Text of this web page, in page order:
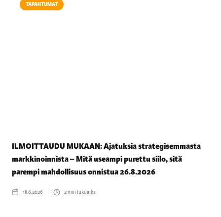
TAPAHTUMAT
ILMOITTAUDU MUKAAN: Ajatuksia strategisemmasta
markkinoinnista – Mitä useampi purettu siilo, sitä
parempi mahdollisuus onnistua 26.8.2026
18.6.2026 2min lukuaika